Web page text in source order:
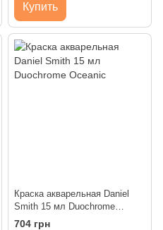
Купить
Краска акварельная Daniel
Smith 15 мл Duochrome
Oceanic
704 грн